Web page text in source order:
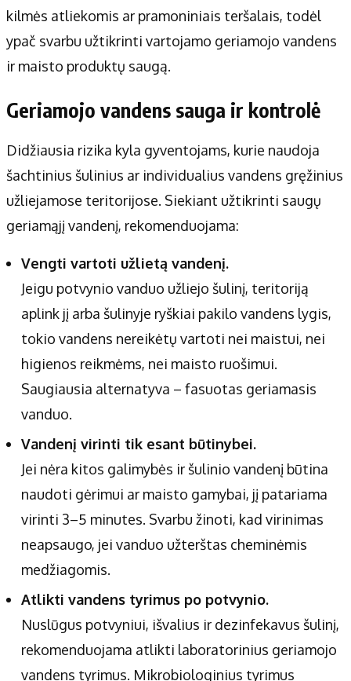
kilmės atliekomis ar pramoniniais teršalais, todėl
ypač svarbu užtikrinti vartojamo geriamojo vandens
ir maisto produktų saugą.
Geriamojo vandens sauga ir kontrolė
Didžiausia rizika kyla gyventojams, kurie naudoja
šachtinius šulinius ar individualius vandens gręžinius
užliejamose teritorijose. Siekiant užtikrinti saugų
geriamąjį vandenį, rekomenduojama:
Vengti vartoti užlietą vandenį.
Jeigu potvynio vanduo užliejo šulinį, teritoriją
aplink jį arba šulinyje ryškiai pakilo vandens lygis,
tokio vandens nereikėtų vartoti nei maistui, nei
higienos reikmėms, nei maisto ruošimui.
Saugiausia alternatyva – fasuotas geriamasis
vanduo.
Vandenį virinti tik esant būtinybei.
Jei nėra kitos galimybės ir šulinio vandenį būtina
naudoti gėrimui ar maisto gamybai, jį patariama
virinti 3–5 minutes. Svarbu žinoti, kad virinimas
neapsaugo, jei vanduo užterštas cheminėmis
medžiagomis.
Atlikti vandens tyrimus po potvynio.
Nuslūgus potvyniui, išvalius ir dezinfekavus šulinį,
rekomenduojama atlikti laboratorinius geriamojo
vandens tyrimus. Mikrobiologinius tyrimus